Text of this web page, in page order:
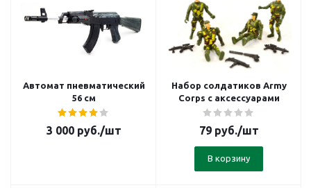
Автомат пневматический
56 см
3 000руб./шт
Набор солдатиков Army
Corps с аксессуарами
79руб./шт
В корзину